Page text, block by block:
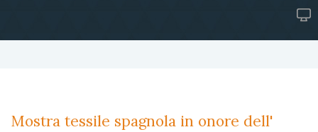
Mostra tessile spagnola in onore dell'